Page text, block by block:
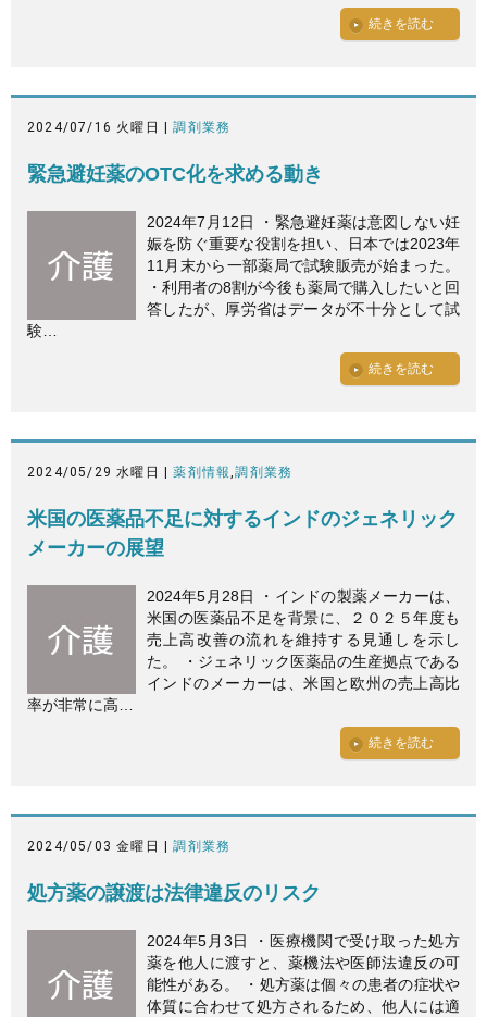
続きを読む
2024/07/16 火曜日 |調剤業務
緊急避妊薬のOTC化を求める動き
2024年7月12日 ・緊急避妊薬は意図しない妊
娠を防ぐ重要な役割を担い、日本では2023年
11月末から一部薬局で試験販売が始まった。
・利用者の8割が今後も薬局で購入したいと回
答したが、厚労省はデータが不十分として試
験…
続きを読む
2024/05/29 水曜日 |薬剤情報,調剤業務
米国の医薬品不足に対するインドのジェネリック
メーカーの展望
2024年5月28日 ・インドの製薬メーカーは、
米国の医薬品不足を背景に、２０２５年度も
売上高改善の流れを維持する見通しを示し
た。 ・ジェネリック医薬品の生産拠点である
インドのメーカーは、米国と欧州の売上高比
率が非常に高…
続きを読む
2024/05/03 金曜日 |調剤業務
処方薬の譲渡は法律違反のリスク
2024年5月3日 ・医療機関で受け取った処方
薬を他人に渡すと、薬機法や医師法違反の可
能性がある。 ・処方薬は個々の患者の症状や
体質に合わせて処方されるため、他人には適